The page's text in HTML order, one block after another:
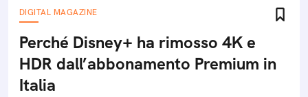
DIGITAL MAGAZINE
Perché Disney+ ha rimosso 4K e
HDR dall’abbonamento Premium in
Italia